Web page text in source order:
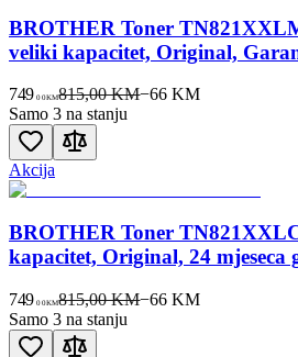
BROTHER Toner
veliki kapacitet, Original,
749 00KM815,00 KM−66 KM
Samo 3 na stanju
Akcija
BROTHER Toner
kapacitet, Original, 24 mjeseca
749 00KM815,00 KM−66 KM
Samo 3 na stanju